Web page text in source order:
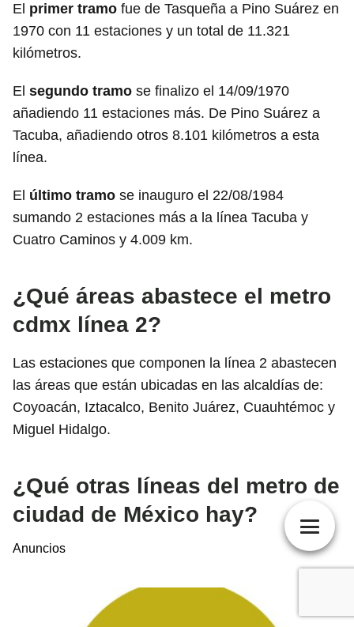
El primer tramo fue de Tasqueña a Pino Suárez en
1970 con 11 estaciones y un total de 11.321
kilómetros.
El segundo tramo se finalizo el 14/09/1970
añadiendo 11 estaciones más. De Pino Suárez a
Tacuba, añadiendo otros 8.101 kilómetros a esta
línea.
El último tramo se inauguro el 22/08/1984
sumando 2 estaciones más a la línea Tacuba y
Cuatro Caminos y 4.009 km.
¿Qué áreas abastece el metro
cdmx línea 2?
Las estaciones que componen la línea 2 abastecen
las áreas que están ubicadas en las alcaldías de:
Coyoacán, Iztacalco, Benito Juárez, Cuauhtémoc y
Miguel Hidalgo.
¿Qué otras líneas del metro de
ciudad de México hay?
Anuncios